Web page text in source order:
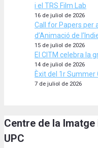
i el TRS Film Lab
16 de juliol de 2026
Call for Papers per
d’Animació de
15 de juliol de 2026
El CITM celebra la
14 de juliol de 2026
Èxit del 1r Summer
7 de juliol de 2026
Centre de la
UPC